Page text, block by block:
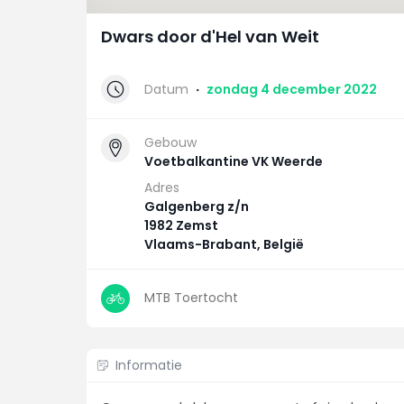
Dwars door d'Hel van Weit
Datum · zondag 4 december 2022
Gebouw
Voetbalkantine VK Weerde
Adres
Galgenberg z/n
1982 Zemst
Vlaams-Brabant, België
MTB Toertocht
Informatie